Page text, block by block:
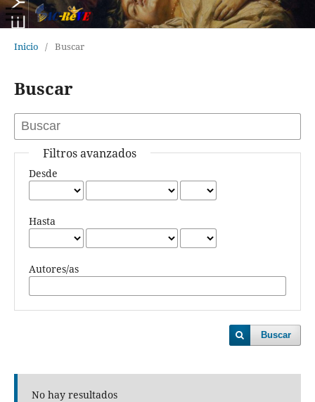
Inicio / Buscar
Buscar
Filtros avanzados
Desde
Hasta
Autores/as
Buscar
No hay resultados